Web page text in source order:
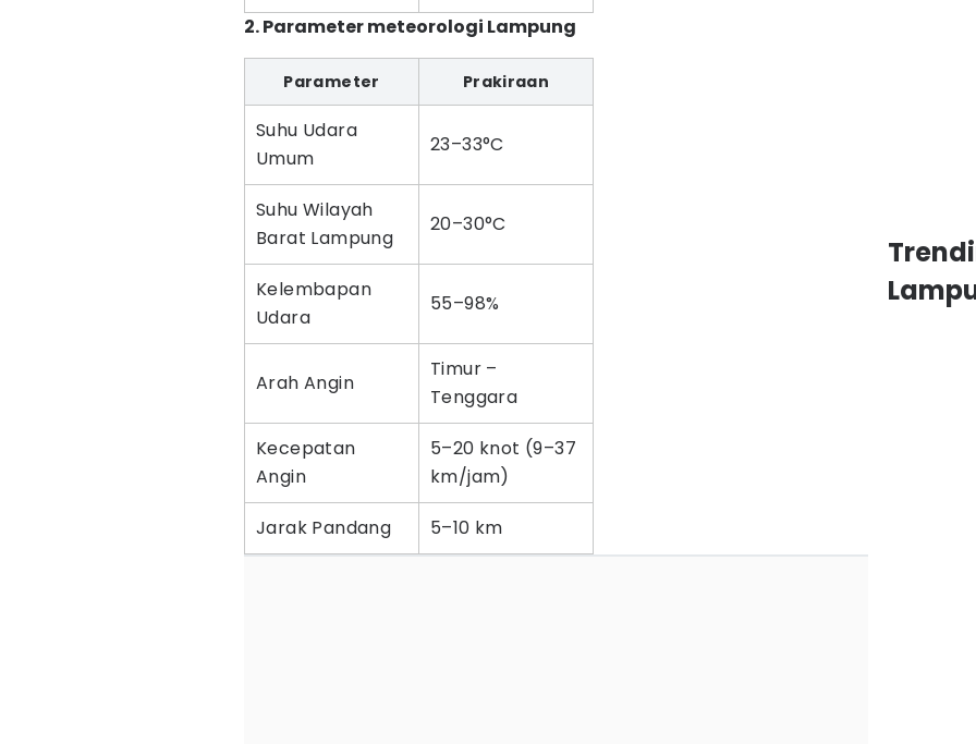
2. Parameter meteorologi Lampung
Parameter Prakiraan
Suhu Udara
Umum
23–33°C
Suhu Wilayah
Barat Lampung
20–30°C
Kelembapan
Udara
55–98%
Arah Angin
Timur –
Tenggara
Kecepatan
Angin
5–20 knot (9–37
km/jam)
Jarak Pandang 5–10 km